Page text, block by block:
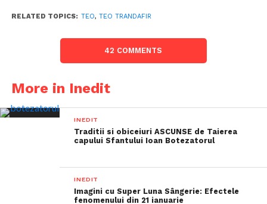
RELATED TOPICS: TEO, TEO TRANDAFIR
42 COMMENTS
More in Inedit
INEDIT
Traditii si obiceiuri ASCUNSE de Taierea
capului Sfantului Ioan Botezatorul
INEDIT
Imagini cu Super Luna Sângerie: Efectele
fenomenului din 21 ianuarie